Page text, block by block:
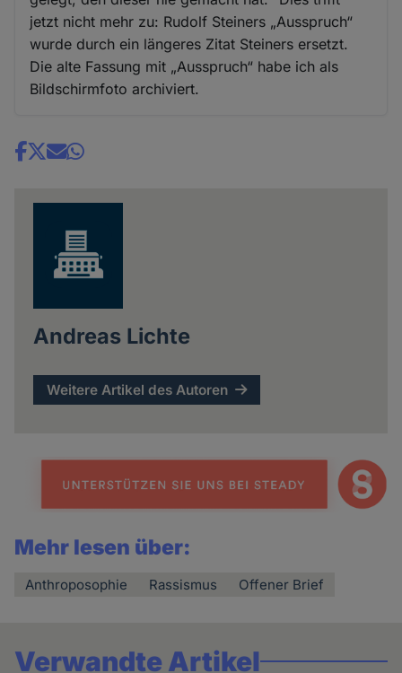
jetzt nicht mehr zu: Rudolf Steiners „Ausspruch“
wurde durch ein längeres Zitat Steiners ersetzt.
Die alte Fassung mit „Ausspruch“ habe ich als
Bildschirmfoto archiviert.
Share
Andreas Lichte
Weitere Artikel des Autoren
Mehr lesen über:
Anthroposophie Rassismus Offener Brief
Verwandte Artikel